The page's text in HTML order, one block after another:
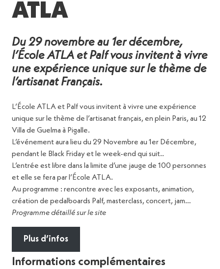
ATLA
Du 29 novembre au 1er décembre,
l’École ATLA et Palf vous invitent à vivre
une expérience unique sur le thème de
l’artisanat Français.
L’École ATLA et Palf vous invitent à vivre une expérience
unique sur le thème de l’artisanat français, en plein Paris, au 12
Villa de Guelma à Pigalle.
L’événement aura lieu du 29 Novembre au 1er Décembre,
pendant le Black Friday et le week-end qui suit..
L’entrée est libre dans la limite d’une jauge de 100 personnes
et elle se fera par l’École ATLA.
Au programme : rencontre avec les exposants, animation,
création de pedalboards Palf, masterclass, concert, jam…
Programme détaillé sur le site
Plus d’infos
Informations complémentaires